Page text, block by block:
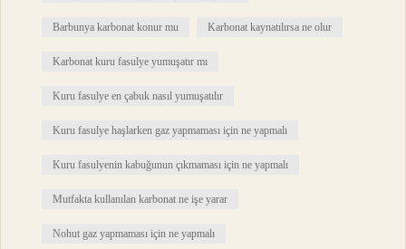
Barbunya karbonat konur mu Karbonat kaynatılırsa ne olur
Karbonat kuru fasulye yumuşatır mı
Kuru fasulye en çabuk nasıl yumuşatılır
Kuru fasulye haşlarken gaz yapmaması için ne yapmalı
Kuru fasulyenin kabuğunun çıkmaması için ne yapmalı
Mutfakta kullanılan karbonat ne işe yarar
Nohut gaz yapmaması için ne yapmalı